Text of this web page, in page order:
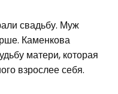
свадьбу. Муж
Каменкова
матери, которая
взрослее себя.